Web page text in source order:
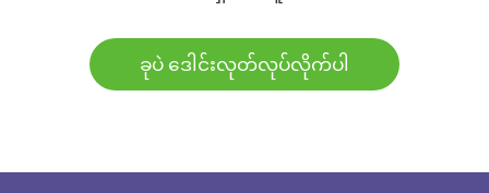
ခုပဲ ဒေါင်းလုတ်လုပ်လိုက်ပါ